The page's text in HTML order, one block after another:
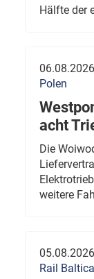
Hälfte der
06.08.2026
Polen
acht
Die
weitere
05.08.2026
Rail Baltica